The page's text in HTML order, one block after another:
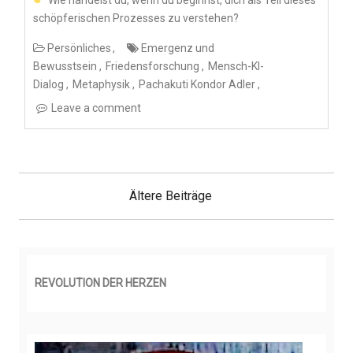
schöpferischen Prozesses zu verstehen?
Persönliches
Emergenz und
Bewusstsein
Friedensforschung
Mensch-KI-
Dialog
Metaphysik
Pachakuti Kondor Adler
Leave a comment
B
t
Ältere Beiträge
REVOLUTION DER HERZEN